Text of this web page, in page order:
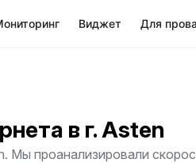
Виджет Для
в г. Asten
Мы проанализировали